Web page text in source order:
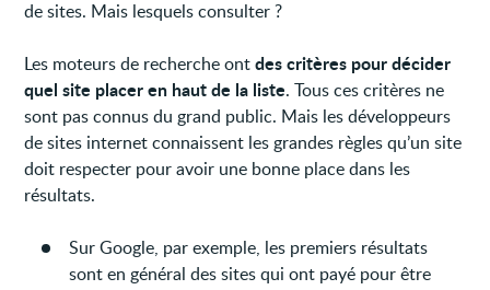
de sites. Mais lesquels consulter ?
Les moteurs de recherche ontdes critères pour décider
quel site placer en haut de la liste. Tous ces critères ne
sont pas connus du grand public. Mais les développeurs
de sites internet connaissent les grandes règles qu’un site
doit respecter pour avoir une bonne place dans les
résultats.
Sur Google, par exemple, les premiers résultats
sont en général des sites qui ont payé pour être